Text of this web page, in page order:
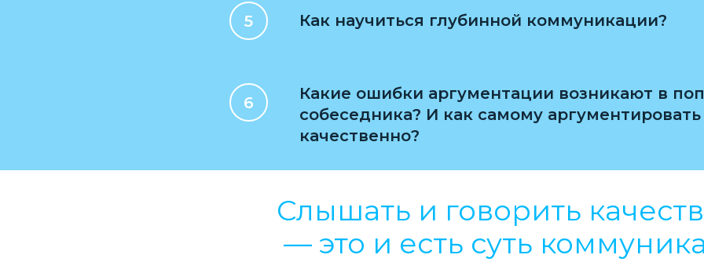
Как научиться глубинной коммуникации?
Какие ошибки аргументации возникают в
собеседника? И как самому
качественно?
Слышать и говорить
— это и есть суть